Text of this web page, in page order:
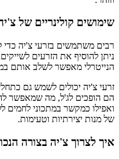
שימושים קולינריים של
רבים משתמשים בזרעי צ'יה
ניתן להוסיף את הזרעים
הנייטרלי מאפשר לשלב אותם
זרעי צ'יה יכולים לשמש גם
הם הופכים לג'ל, מה שמאפשר
ואפילו כמקשר במתכוני לחמים
של מנות יצירתיות וטעימות.
איך לצרוך צ'יה בצורה